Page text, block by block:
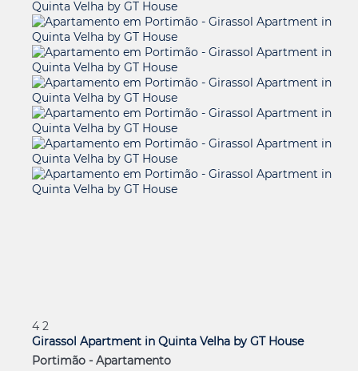
4 2
Girassol Apartment in Quinta Velha by GT House
Portimão - Apartamento